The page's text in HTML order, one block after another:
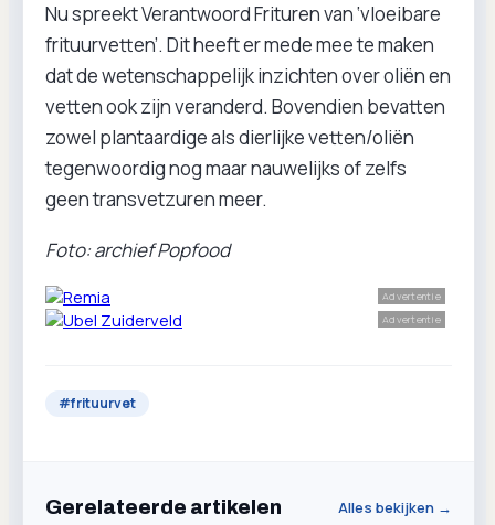
Nu spreekt Verantwoord Frituren van ‘vloeibare
frituurvetten’. Dit heeft er mede mee te maken
dat de wetenschappelijk inzichten over oliën en
vetten ook zijn veranderd. Bovendien bevatten
zowel plantaardige als dierlijke vetten/oliën
tegenwoordig nog maar nauwelijks of zelfs
geen transvetzuren meer.
Foto: archief Popfood
Advertentie
Advertentie
#frituurvet
Gerelateerde artikelen Alles bekijken →